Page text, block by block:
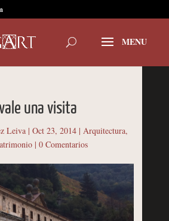
una visita
Leiva| Oct 23, 2014| Arquitectura,
| 0 Comentarios